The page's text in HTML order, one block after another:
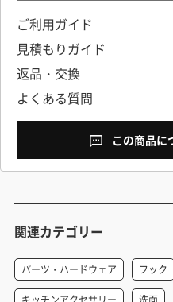
ご利用ガイド
見積もりガイド
返品・交換
よくある質問
この商品に
関連カテゴリー
パーツ・ハードウェア フック